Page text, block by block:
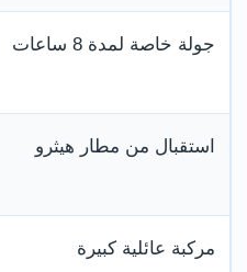
جولة خاصة لمدة 8 ساعات
استقبال من مطار هيثرو
مركبة عائلية كبيرة